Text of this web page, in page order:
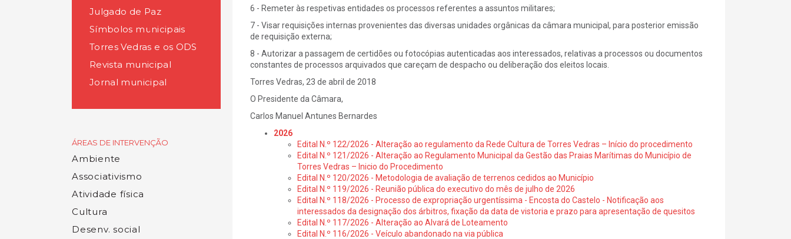
Julgado de Paz
Símbolos municipais
Torres Vedras e os ODS
Revista municipal
Jornal municipal
ÁREAS DE INTERVENÇÃO
Ambiente
Associativismo
Atividade física
Cultura
Desenv. social
6 - Remeter às respetivas entidades os processos referentes a assuntos militares;
7 - Visar requisições internas provenientes das diversas unidades orgânicas da câmara municipal, para posterior emissão
de requisição externa;
8 - Autorizar a passagem de certidões ou fotocópias autenticadas aos interessados, relativas a processos ou documentos
constantes de processos arquivados que careçam de despacho ou deliberação dos eleitos locais.
Torres Vedras, 23 de abril de 2018
O Presidente da Câmara,
Carlos Manuel Antunes Bernardes
2026
Edital N.º 122/2026 - Alteração ao regulamento da Rede Cultura de Torres Vedras – Início do procedimento
Edital N.º 121/2026 - Alteração ao Regulamento Municipal da Gestão das Praias Marítimas do Município de
Torres Vedras – Inicio do Procedimento
Edital N.º 120/2026 - Metodologia de avaliação de terrenos cedidos ao Município
Edital N.º 119/2026 - Reunião pública do executivo do mês de julho de 2026
Edital N.º 118/2026 - Processo de expropriação urgentíssima - Encosta do Castelo - Notificação aos
interessados da designação dos árbitros, fixação da data de vistoria e prazo para apresentação de quesitos
Edital N.º 117/2026 - Alteração ao Alvará de Loteamento
Edital N.º 116/2026 - Veículo abandonado na via pública